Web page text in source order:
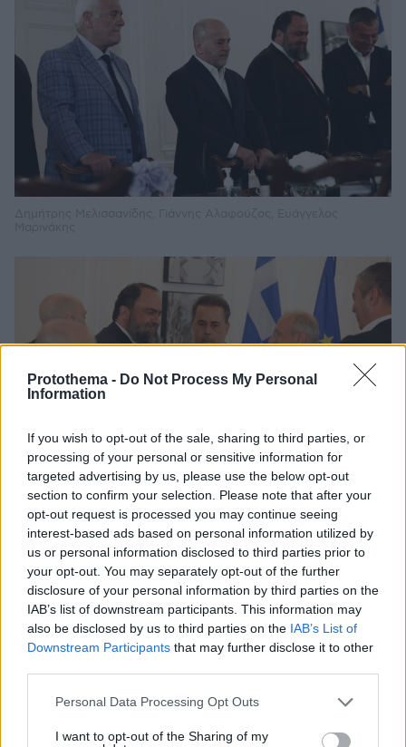
Protothema - Do Not Process My Personal
Information
If you wish to opt-out of the sale, sharing to third parties, or
processing of your personal or sensitive information for
targeted advertising by us, please use the below opt-out
section to confirm your selection. Please note that after your
opt-out request is processed you may continue seeing
interest-based ads based on personal information utilized by
us or personal information disclosed to third parties prior to
your opt-out. You may separately opt-out of the further
disclosure of your personal information by third parties on the
IAB’s list of downstream participants. This information may
also be disclosed by us to third parties on the IAB’s List of
Downstream Participants that may further disclose it to other
Please note that this website/app uses one or more Google
not limited to your visit or usage behaviour. You may click to
Personal Data Processing Opt Outs
I want to opt-out of the Sharing of my
Χειραψία Ευάγγελου Μαρινάκη με τον υπουργό Προστασίας του
Πολίτη, Γιάννη Οικονόμου
Τα δύο από τα μέτρα αυτά - τοκλείσιμο για
όλες τις λέσχες οπαδώνκαι η λειτουργία των
καμερώνσταγήπεδα- προβλέπονταν στον